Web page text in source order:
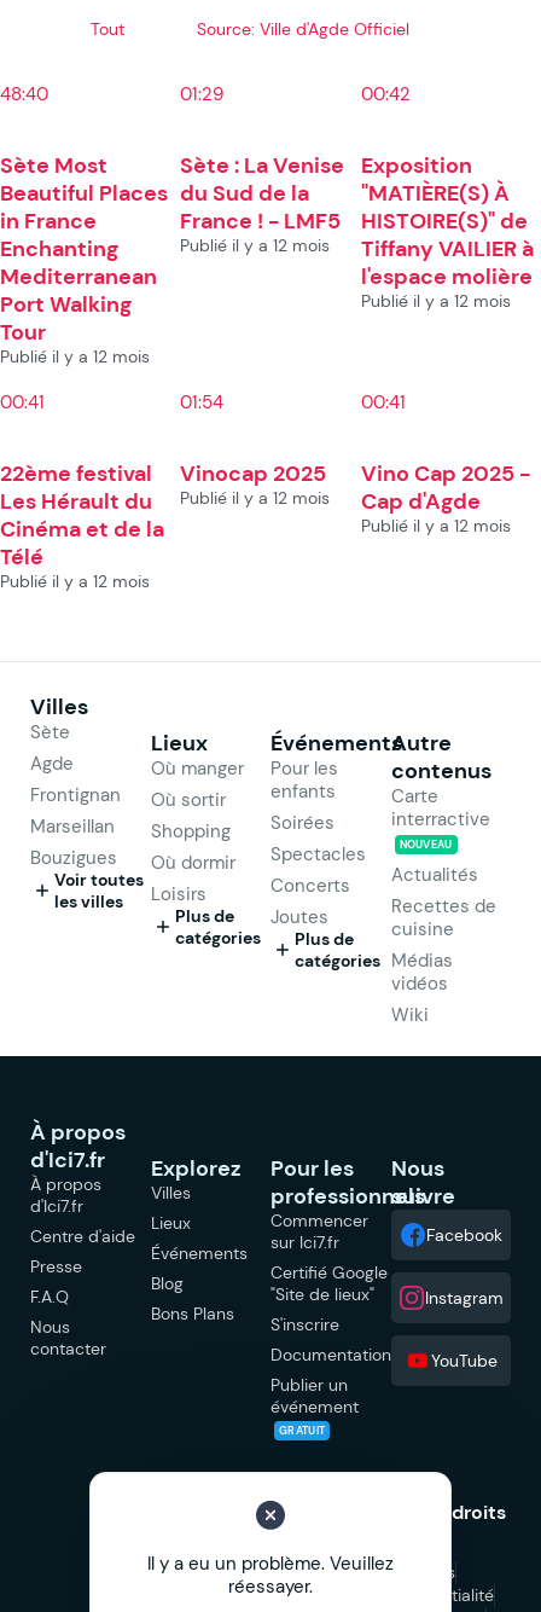
Tout Source: Ville d'Agde Officiel
48:40
Sète Most
Beautiful Places
in France
Enchanting
Mediterranean
Port Walking
Tour
Publié il y a 12 mois
01:29
Sète : La Venise
du Sud de la
France ! - LMF5
Publié il y a 12 mois
00:42
Exposition
"MATIÈRE(S) À
HISTOIRE(S)" de
Tiffany VAILIER à
l'espace molière
Publié il y a 12 mois
00:41
22ème festival
Les Hérault du
Cinéma et de la
Télé
Publié il y a 12 mois
01:54
Vinocap 2025
Publié il y a 12 mois
00:41
Vino Cap 2025 -
Cap d'Agde
Publié il y a 12 mois
Villes
Sète
Agde
Frontignan
Marseillan
Bouzigues
Voir toutes
les villes
Lieux
Où manger
Où sortir
Shopping
Où dormir
Loisirs
Plus de
catégories
Événements
Pour les
enfants
Soirées
Spectacles
Concerts
Joutes
Plus de
catégories
Autre
contenus
Carte
interractive
NOUVEAU
Actualités
Recettes de
cuisine
Médias
vidéos
Wiki
À propos
d'Ici7.fr
À propos
d'Ici7.fr
Centre d'aide
Presse
F.A.Q
Nous
contacter
Explorez
Villes
Lieux
Événements
Blog
Bons Plans
Pour les
professionnels
Commencer
sur Ici7.fr
Certifié Google
"Site de lieux"
S'inscrire
Documentation
Publier un
événement
GRATUIT
Nous
suivre
Facebook
Instagram
YouTube
© 2026 Ici7.fr Tous droits
Mentions légales
Politique de confidentialité
Il y a eu un problème. Veuillez
réessayer.